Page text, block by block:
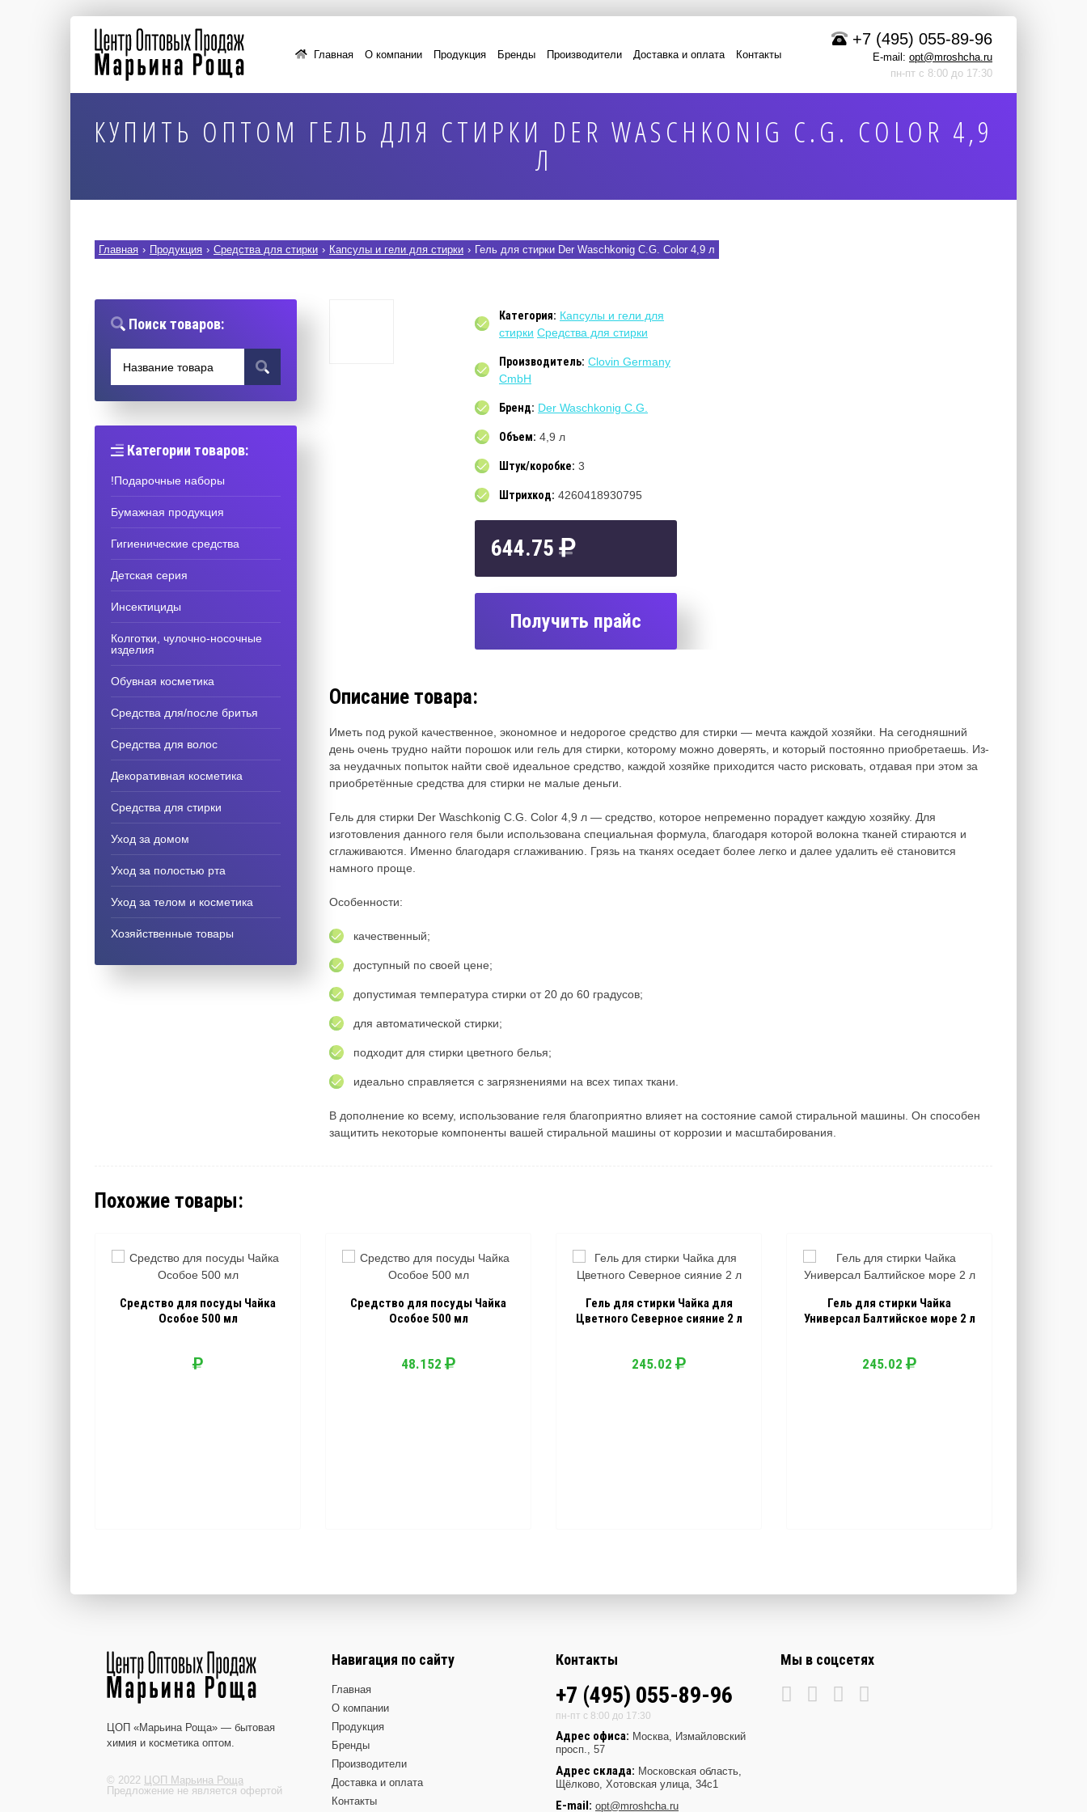
+7 (495) 055-89-96
E-mail: opt@mroshcha.ru
пн-пт с 8:00 до 17:30
Главная О компании Продукция Бренды Производители Доставка и оплата Контакты
КУПИТЬ ОПТОМ ГЕЛЬ ДЛЯ СТИРКИ DER WASCHKONIG C.G. COLOR 4,9
Л
Главная › Продукция › Средства для стирки › Капсулы и гели для стирки › Гель для стирки Der Waschkonig C.G. Color 4,9 л
Поиск товаров:
Категории товаров:
!Подарочные наборы
Бумажная продукция
Гигиенические средства
Детская серия
Инсектициды
Колготки, чулочно-носочные
изделия
Обувная косметика
Средства для/после бритья
Средства для волос
Декоративная косметика
Средства для стирки
Уход за домом
Уход за полостью рта
Уход за телом и косметика
Хозяйственные товары
Категория: Капсулы и гели для
стирки Средства для стирки
Производитель: Clovin Germany
CmbH
Бренд: Der Waschkonig C.G.
Объем: 4,9 л
Штук/коробке: 3
Штрихкод: 4260418930795
644.75
Получить прайс
Описание товара:
Иметь под рукой качественное, экономное и недорогое средство для стирки — мечта каждой хозяйки. На сегодняшний
день очень трудно найти порошок или гель для стирки, которому можно доверять, и который постоянно приобретаешь. Из-
за неудачных попыток найти своё идеальное средство, каждой хозяйке приходится часто рисковать, отдавая при этом за
приобретённые средства для стирки не малые деньги.
Гель для стирки Der Waschkonig C.G. Color 4,9 л — средство, которое непременно порадует каждую хозяйку. Для
изготовления данного геля были использована специальная формула, благодаря которой волокна тканей стираются и
сглаживаются. Именно благодаря сглаживанию. Грязь на тканях оседает более легко и далее удалить её становится
намного проще.
Особенности:
качественный;
доступный по своей цене;
допустимая температура стирки от 20 до 60 градусов;
для автоматической стирки;
подходит для стирки цветного белья;
идеально справляется с загрязнениями на всех типах ткани.
В дополнение ко всему, использование геля благоприятно влияет на состояние самой стиральной машины. Он способен
защитить некоторые компоненты вашей стиральной машины от коррозии и масштабирования.
Похожие товары:
Средство для посуды Чайка
Особое 500 мл
Средство для посуды Чайка
Особое 500 мл
48.152
Гель для стирки Чайка для
Цветного Северное сияние 2 л
245.02
Гель для стирки Чайка
Универсал Балтийское море 2 л
245.02
ЦОП «Марьина Роща» — бытовая
химия и косметика оптом.
© 2022 ЦОП Марьина Роща
Предложение не является офертой
Навигация по сайту
Главная
О компании
Продукция
Бренды
Производители
Доставка и оплата
Контакты
Контакты
+7 (495) 055-89-96
пн-пт с 8:00 до 17:30
Адрес офиса: Москва, Измайловский
просп., 57
Адрес склада: Московская область,
Щёлково, Хотовская улица, 34с1
E-mail: opt@mroshcha.ru
Мы в соцсетях